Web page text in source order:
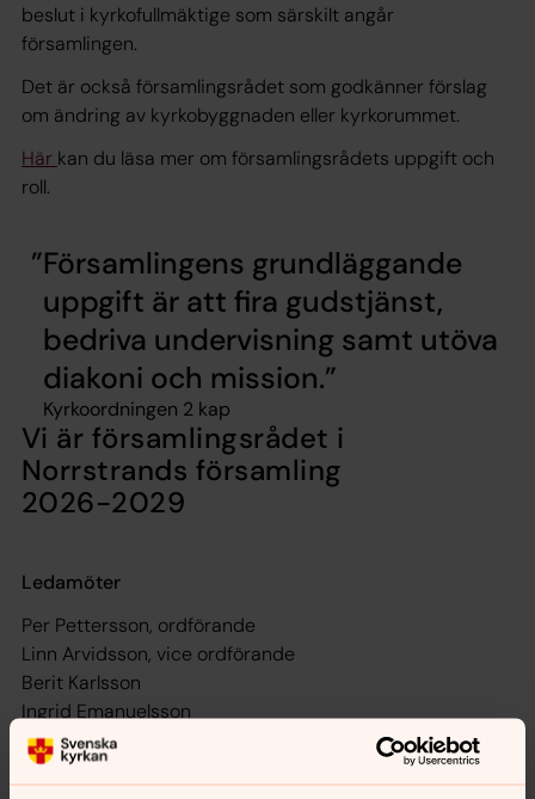
beslut i kyrkofullmäktige som särskilt angår
församlingen.
Det är också församlingsrådet som godkänner förslag
om ändring av kyrkobyggnaden eller kyrkorummet.
Här kan du läsa mer om församlingsrådets uppgift och
roll.
Församlingens grundläggande
uppgift är att fira gudstjänst,
bedriva undervisning samt utöva
diakoni och mission.
Kyrkoordningen 2 kap
Vi är församlingsrådet i
Norrstrands församling
2026-2029
Ledamöter
Per Pettersson, ordförande
Linn Arvidsson, vice ordförande
Berit Karlsson
Ingrid Emanuelsson
Doris Eriksson
Charlotte Pagré